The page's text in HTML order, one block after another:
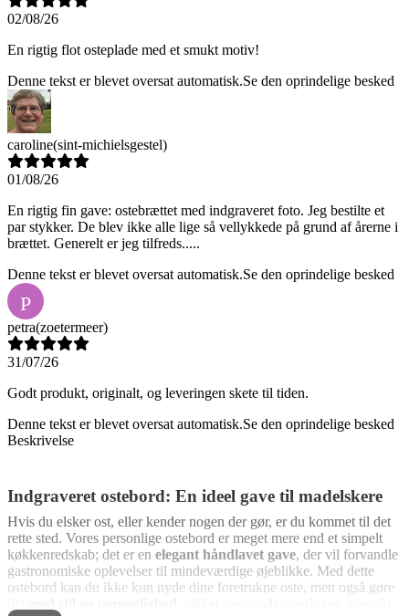
02/08/26
En rigtig flot osteplade med et smukt motiv!
Denne tekst er blevet oversat automatisk.Se den oprindelige besked
caroline(sint-michielsgestel)
01/08/26
En rigtig fin gave: ostebrættet med indgraveret foto. Jeg bestilte et
par stykker. De blev ikke alle lige så vellykkede på grund af årerne i
brættet. Generelt er jeg tilfreds.....
Denne tekst er blevet oversat automatisk.Se den oprindelige besked
P
petra(zoetermeer)
31/07/26
Godt produkt, originalt, og leveringen skete til tiden.
Denne tekst er blevet oversat automatisk.Se den oprindelige besked
Beskrivelse
Indgraveret ostebord: En ideel gave til madelskere
Hvis du elsker ost, eller kender nogen der gør, er du kommet til det
rette sted. Vores personlige ostebord er meget mere end et simpelt
køkkenredskab; det er en elegant håndlavet gave, der vil forvandle
gastronomiske oplevelser til mindeværdige øjeblikke. Med dette
ostebord kan du ikke kun nyde dine foretrukne oste, men også gøre